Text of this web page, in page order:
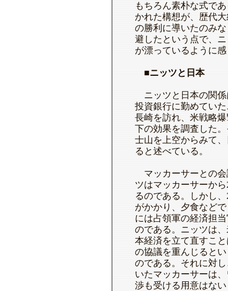
もちろん素朴な式で
かれた構想が、歴代
の勝利に導いたのみ
避したという点で、
が漂っているように
■ニッツと日本
ニッツと日本の関係
投資銀行に勤めてい
長崎を訪れ、米戦略
下の効果を調査した
士山を上空からみて
ると述べている。
マッカーサーとの会
ツはマッカーサーか
るのである。しかし
がかかり、夕食など
には占領軍の経済担
のである。ニッツは
本経済を立て直すこ
の協議を重んじると
のである。それに対
いたマッカーサーは
渉も受ける用意はな